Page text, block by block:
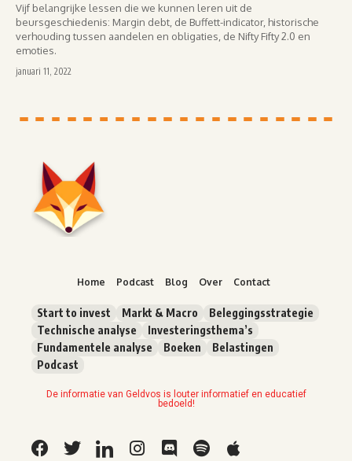
Vijf belangrijke lessen die we kunnen leren uit de
beursgeschiedenis: Margin debt, de Buffett-indicator, historische
verhouding tussen aandelen en obligaties, de Nifty Fifty 2.0 en
emoties.
januari 11, 2022
Home Podcast Blog Over Contact
Start to invest Markt & Macro
Beleggingsstrategie
Technische analyse
Investeringsthema’s
Fundamentele analyse
Boeken
Belastingen
Podcast
De informatie van Geldvos is louter informatief en educatief
bedoeld!